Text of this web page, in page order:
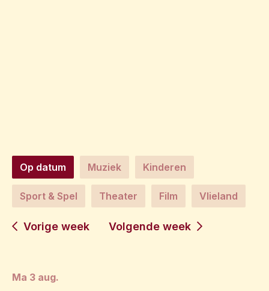
Op datum Muziek Kinderen
Sport & Spel Theater Film Vlieland
Vorige week Volgende week
ma 3 aug.